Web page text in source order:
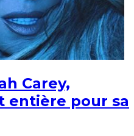
Carey,
entière pour sa